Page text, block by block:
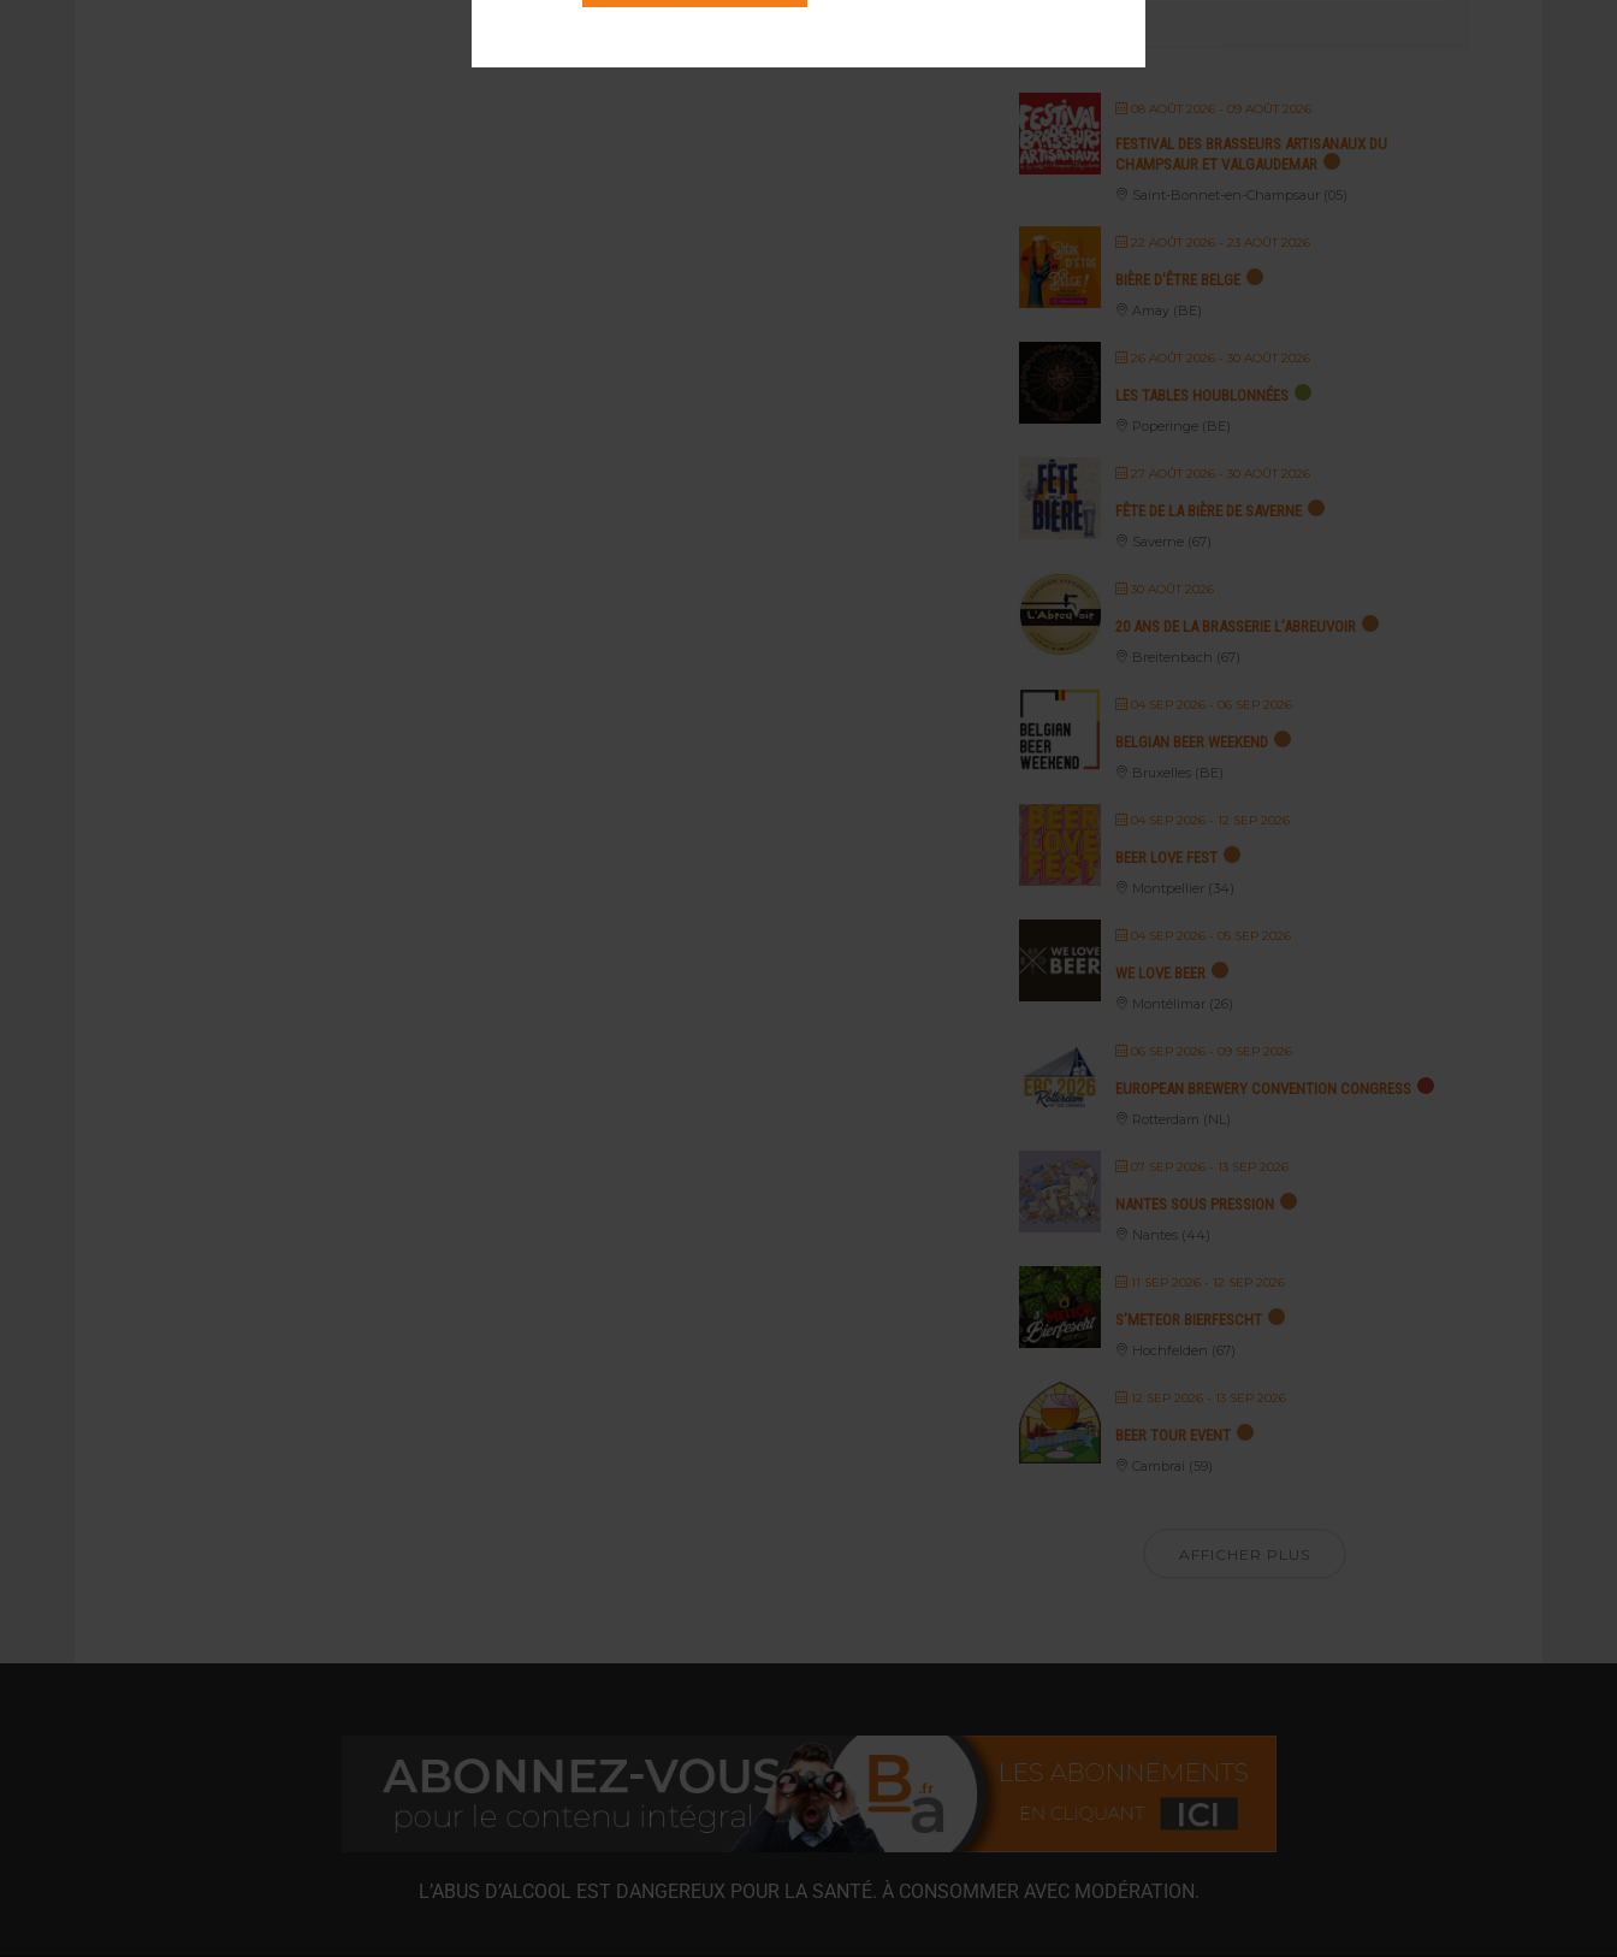
08 AOÛT 2026 - 09 AOÛT 2026
FESTIVAL DES BRASSEURS ARTISANAUX DU
CHAMPSAUR ET VALGAUDEMAR
Saint-Bonnet-en-Champsaur (05)
22 AOÛT 2026 - 23 AOÛT 2026
BIÈRE D’ÊTRE BELGE
Amay (BE)
26 AOÛT 2026 - 30 AOÛT 2026
LES TABLES HOUBLONNÉES
Poperinge (BE)
27 AOÛT 2026 - 30 AOÛT 2026
FÊTE DE LA BIÈRE DE SAVERNE
Saverne (67)
30 AOÛT 2026
20 ANS DE LA BRASSERIE L’ABREUVOIR
Breitenbach (67)
04 SEP 2026 - 06 SEP 2026
BELGIAN BEER WEEKEND
Bruxelles (BE)
04 SEP 2026 - 12 SEP 2026
BEER LOVE FEST
Montpellier (34)
04 SEP 2026 - 05 SEP 2026
WE LOVE BEER
Montélimar (26)
06 SEP 2026 - 09 SEP 2026
EUROPEAN BREWERY CONVENTION CONGRESS
Rotterdam (NL)
07 SEP 2026 - 13 SEP 2026
NANTES SOUS PRESSION
Nantes (44)
11 SEP 2026 - 12 SEP 2026
S’METEOR BIERFESCHT
Hochfelden (67)
12 SEP 2026 - 13 SEP 2026
BEER TOUR EVENT
Cambrai (59)
AFFICHER PLUS
L’ABUS D’ALCOOL EST DANGEREUX POUR LA SANTÉ. À CONSOMMER AVEC MODÉRATION.